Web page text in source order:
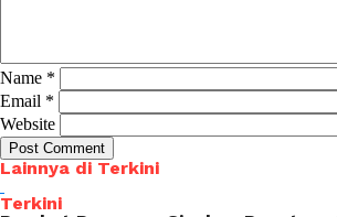
Name *
Email *
Website
Lainnya di Terkini
Terkini